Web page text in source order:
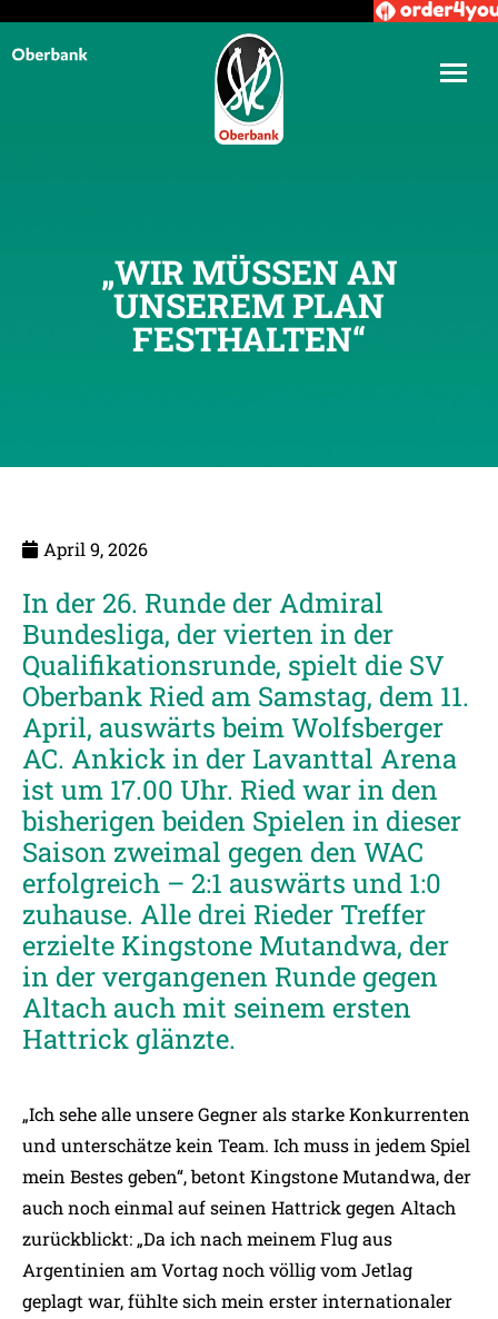
„WIR MÜSSEN AN
UNSEREM PLAN
FESTHALTEN“
April 9, 2026
In der 26. Runde der Admiral
Bundesliga, der vierten in der
Qualifikationsrunde, spielt die SV
Oberbank Ried am Samstag, dem 11.
April, auswärts beim Wolfsberger
AC. Ankick in der Lavanttal Arena
ist um 17.00 Uhr. Ried war in den
bisherigen beiden Spielen in dieser
Saison zweimal gegen den WAC
erfolgreich – 2:1 auswärts und 1:0
zuhause. Alle drei Rieder Treffer
erzielte Kingstone Mutandwa, der
in der vergangenen Runde gegen
Altach auch mit seinem ersten
Hattrick glänzte.
„Ich sehe alle unsere Gegner als starke Konkurrenten
und unterschätze kein Team. Ich muss in jedem Spiel
mein Bestes geben“, betont Kingstone Mutandwa, der
auch noch einmal auf seinen Hattrick gegen Altach
zurückblickt: „Da ich nach meinem Flug aus
Argentinien am Vortag noch völlig vom Jetlag
geplagt war, fühlte sich mein erster internationaler